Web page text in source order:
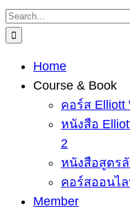
Skip
to
Search
for:
Home
Course & Book
คอร์ส Elliott
หนังสือ
2
หนังสือสูตร
คอร์สออนไล
Member